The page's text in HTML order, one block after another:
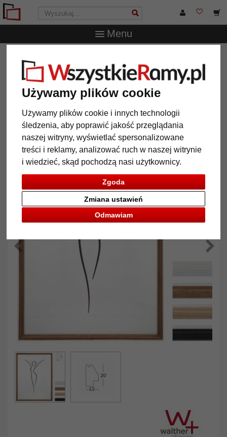
Używamy plików cookie
Używamy plików cookie i innych technologii
śledzenia, aby poprawić jakość przeglądania
naszej witryny, wyświetlać spersonalizowane
treści i reklamy, analizować ruch w naszej witrynie
i wiedzieć, skąd pochodzą nasi użytkownicy.
Zgoda
Odmawiam
Zmiana ustawień
Menu
drewniana Silhouette (MDF) z wkładkami z nadrukiem
artystycznym
Rama drewniana Silhouette (MDF)
z wkładkami z nadrukiem
artystycznym
Powrót Dalej